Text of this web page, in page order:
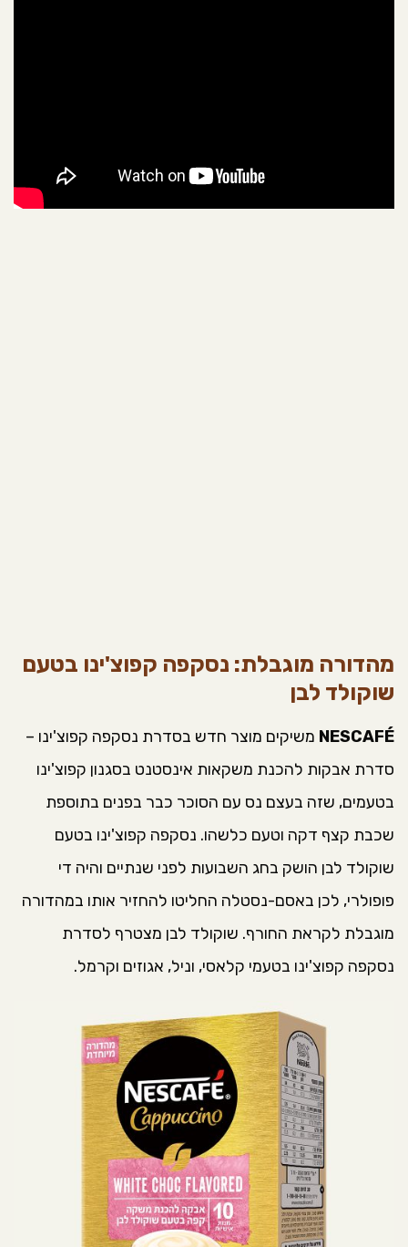
מהדורה מוגבלת: נסקפה קפוצ'ינו בטעם
שוקולד לבן
NESCAFÉ משיקים מוצר חדש בסדרת נסקפה קפוצ'ינו –
סדרת אבקות להכנת משקאות אינסטנט בסגנון קפוצ'ינו
בטעמים, שזה בעצם נס עם הסוכר כבר בפנים בתוספת
שכבת קצף דקה וטעם כלשהו. נסקפה קפוצ'ינו בטעם
שוקולד לבן הושק בחג השבועות לפני שנתיים והיה די
פופולרי, לכן באסם-נסטלה החליטו להחזיר אותו במהדורה
מוגבלת לקראת החורף. שוקולד לבן מצטרף לסדרת
נסקפה קפוצ'ינו בטעמי קלאסי, וניל, אגוזים וקרמל.